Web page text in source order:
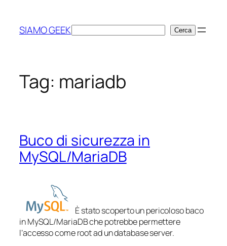
contenuto
SIAMO GEEKCerca Cerca
Tag: mariadb
Buco di sicurezza in
MySQL/MariaDB
È stato scoperto un pericoloso baco
in MySQL/MariaDB che potrebbe permettere
l’accesso come root ad un database server.